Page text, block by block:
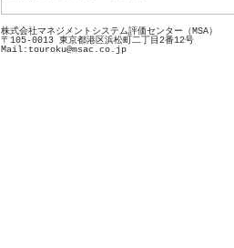
株式会社マネジメントシステム評価センター（MSA）
〒105-0013 東京都港区浜松町二丁目2番12号
Mail:touroku@msac.co.jp